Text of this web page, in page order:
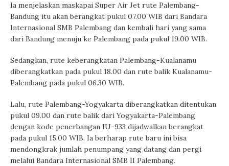
Ia menjelaskan maskapai Super Air Jet rute Palembang-
Bandung itu akan berangkat pukul 07.00 WIB dari Bandara
Internasional SMB Palembang dan kembali hari yang sama
dari Bandung menuju ke Palembang pada pukul 19.00 WIB.
Sedangkan, rute keberangkatan Palembang-Kualanamu
diberangkatkan pada pukul 18.00 dan rute balik Kualanamu-
Palembang pada pukul 06.30 WIB.
Lalu, rute Palembang-Yogyakarta diberangkatkan ditentukan
pukul 09.00 dan rute balik dari Yogyakarta-Palembang
dengan kode penerbangan IU-933 dijadwalkan berangkat
pada pukul 15.00 WIB. Ia berharap rute baru ini bisa
mendongkrak jumlah penumpang yang datang dan pergi
melalui Bandara Internasional SMB II Palembang.